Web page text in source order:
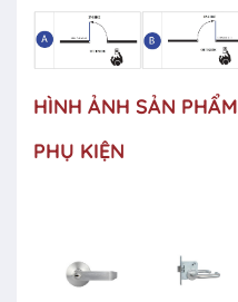
HÌNH ẢNH SẢN PHẨM
PHỤ KIỆN